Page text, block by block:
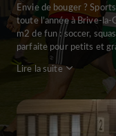
Envie de bouger ?
toute l’année à Brive-
m2 de fun : soccer,
parfaite pour petits et
Lire la suite